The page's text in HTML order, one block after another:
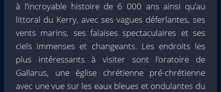
à l’incroyable histoire de 6 000 ans ainsi qu’au
littoral du Kerry, avec ses vagues déferlantes, ses
vents marins, ses falaises spectaculaires et ses
ciels immenses et changeants. Les endroits les
plus intéressants à visiter sont l’oratoire de
Gallarus, une église chrétienne pré-chrétienne
avec une vue sur les eaux bleues et ondulantes du